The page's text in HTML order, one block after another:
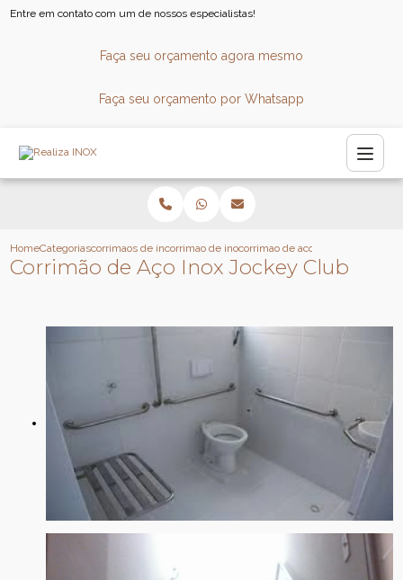
Entre em contato com um de nossos especialistas!
Faça seu orçamento agora mesmo
Faça seu orçamento por Whatsapp
HomeCategoriascorrimaos de inoxcorrimao de inox para piscinacorrimao de aco inox jockey club
Corrimão de Aço Inox Jockey Club